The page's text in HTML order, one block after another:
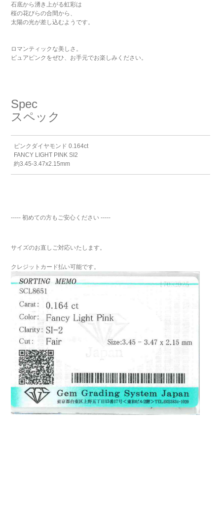
石底から湧き上がる虹彩は
桜の花びらの合間から、
太陽の光が差し込むようです。
ロマンティックな美しさ。
ピュアピンクをぜひ、お手元でお楽しみください。
Spec
スペック
ピンクダイヤモンド 0.164ct
FANCY LIGHT PINK SI2
約3.45-3.47x2.15mm
----- 初めての方もご安心ください -----
サイズのお直しご対応いたします。
クレジットカード払い可能です。